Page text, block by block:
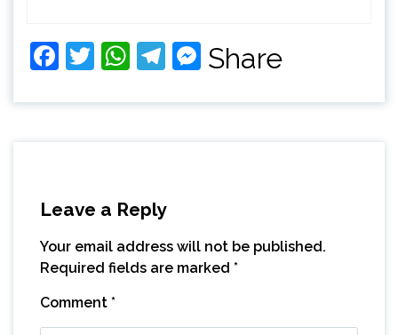
Facebook
Twitter
WhatsApp
Telegram
Messenger
Share
Leave a Reply
Your email address will not be published.
Required fields are marked *
Comment *